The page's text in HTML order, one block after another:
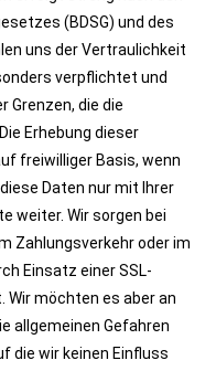
(BDSG) und des
uns der Vertraulichkeit
verpflichtet und
Grenzen, die die
Erhebung dieser
freiwilliger Basis, wenn
Daten nur mit Ihrer
weiter. Wir sorgen bei
Zahlungsverkehr oder im
Einsatz einer SSL-
Wir möchten es aber an
allgemeinen Gefahren
die wir keinen Einfluss